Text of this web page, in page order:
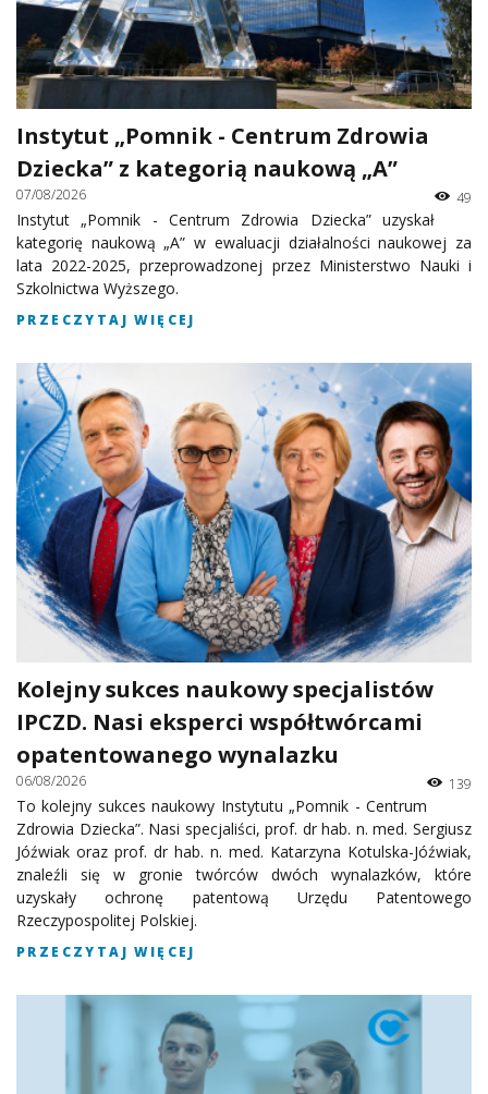
Instytut „Pomnik - Centrum Zdrowia
Dziecka” z kategorią naukową „A”
07/08/2026 49
Instytut „Pomnik - Centrum Zdrowia Dziecka” uzyskał
kategorię naukową „A” w ewaluacji działalności naukowej za
lata 2022-2025, przeprowadzonej przez Ministerstwo Nauki i
Szkolnictwa Wyższego.
PRZECZYTAJ WIĘCEJ
Kolejny sukces naukowy specjalistów
IPCZD. Nasi eksperci współtwórcami
opatentowanego wynalazku
06/08/2026 139
To kolejny sukces naukowy Instytutu „Pomnik - Centrum
Zdrowia Dziecka”. Nasi specjaliści, prof. dr hab. n. med. Sergiusz
Jóźwiak oraz prof. dr hab. n. med. Katarzyna Kotulska-Jóźwiak,
znaleźli się w gronie twórców dwóch wynalazków, które
uzyskały ochronę patentową Urzędu Patentowego
Rzeczypospolitej Polskiej.
PRZECZYTAJ WIĘCEJ